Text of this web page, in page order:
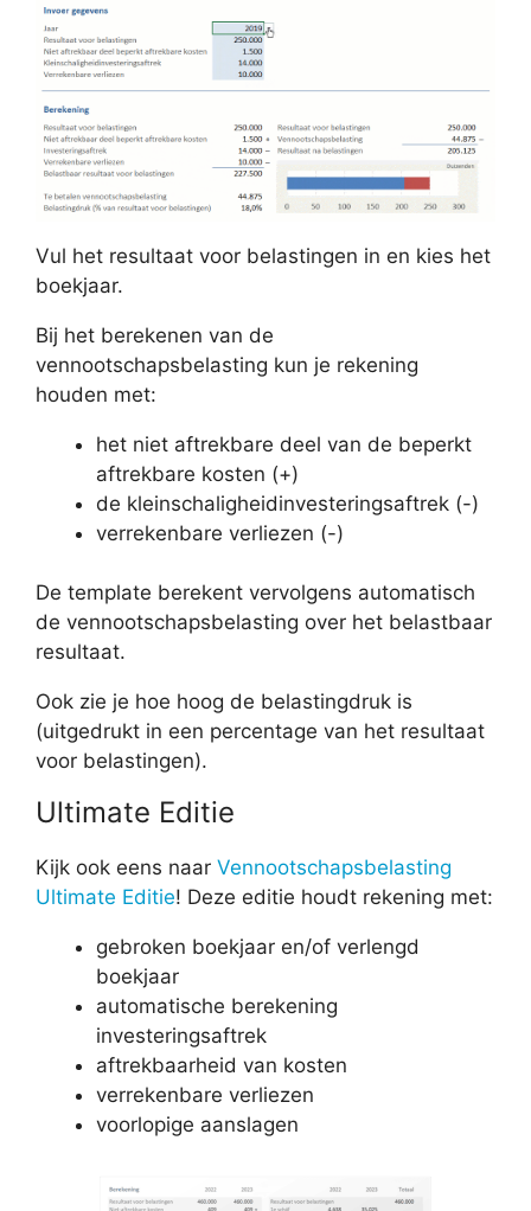
Vul het resultaat voor belastingen in en kies het
boekjaar.
Bij het berekenen van de
vennootschapsbelasting kun je rekening
houden met:
het niet aftrekbare deel van de beperkt
aftrekbare kosten (+)
de kleinschaligheidinvesteringsaftrek (-)
verrekenbare verliezen (-)
De template berekent vervolgens automatisch
de vennootschapsbelasting over het belastbaar
resultaat.
Ook zie je hoe hoog de belastingdruk is
(uitgedrukt in een percentage van het resultaat
voor belastingen).
Ultimate Editie
Kijk ook eens naar Vennootschapsbelasting
Ultimate Editie! Deze editie houdt rekening met:
gebroken boekjaar en/of verlengd
boekjaar
automatische berekening
investeringsaftrek
aftrekbaarheid van kosten
verrekenbare verliezen
voorlopige aanslagen